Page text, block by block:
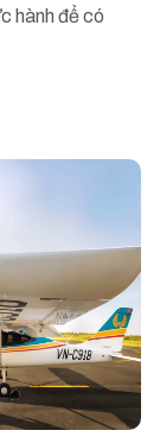
hành để có